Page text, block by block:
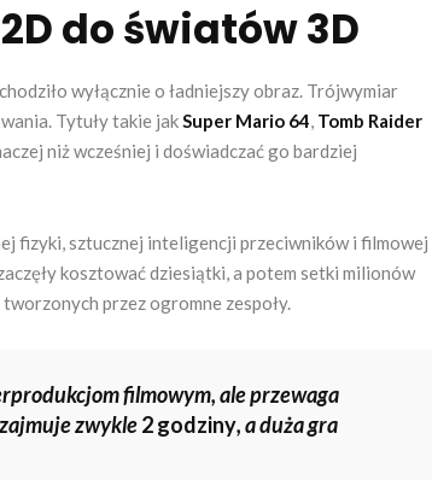
do światów 3D
wyłącznie o ładniejszy obraz. Trójwymiar
Tytuły takie jakSuper Mario 64, Tomb Raider
niż wcześniej i doświadczać go bardziej
fizyki, sztucznej inteligencji przeciwników i filmowej
kosztować dziesiątki, a potem setki milionów
przez ogromne zespoły.
filmowym, ale przewaga
zwykle2 godziny, a duża gra